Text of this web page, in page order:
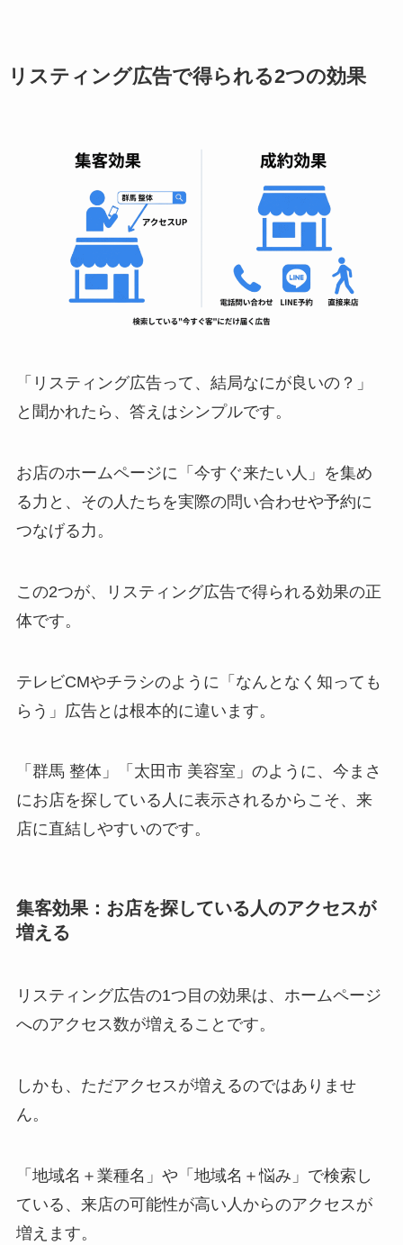
リスティング広告で得られる2つの効果
「リスティング広告って、結局なにが良いの？」
と聞かれたら、答えはシンプルです。
お店のホームページに「今すぐ来たい人」を集め
る力と、その人たちを実際の問い合わせや予約に
つなげる力。
この2つが、リスティング広告で得られる効果の正
体です。
テレビCMやチラシのように「なんとなく知っても
らう」広告とは根本的に違います。
「群馬 整体」「太田市 美容室」のように、今まさ
にお店を探している人に表示されるからこそ、来
店に直結しやすいのです。
集客効果：お店を探している人のアクセスが
増える
リスティング広告の1つ目の効果は、ホームページ
へのアクセス数が増えることです。
しかも、ただアクセスが増えるのではありませ
ん。
「地域名＋業種名」や「地域名＋悩み」で検索し
ている、来店の可能性が高い人からのアクセスが
増えます。